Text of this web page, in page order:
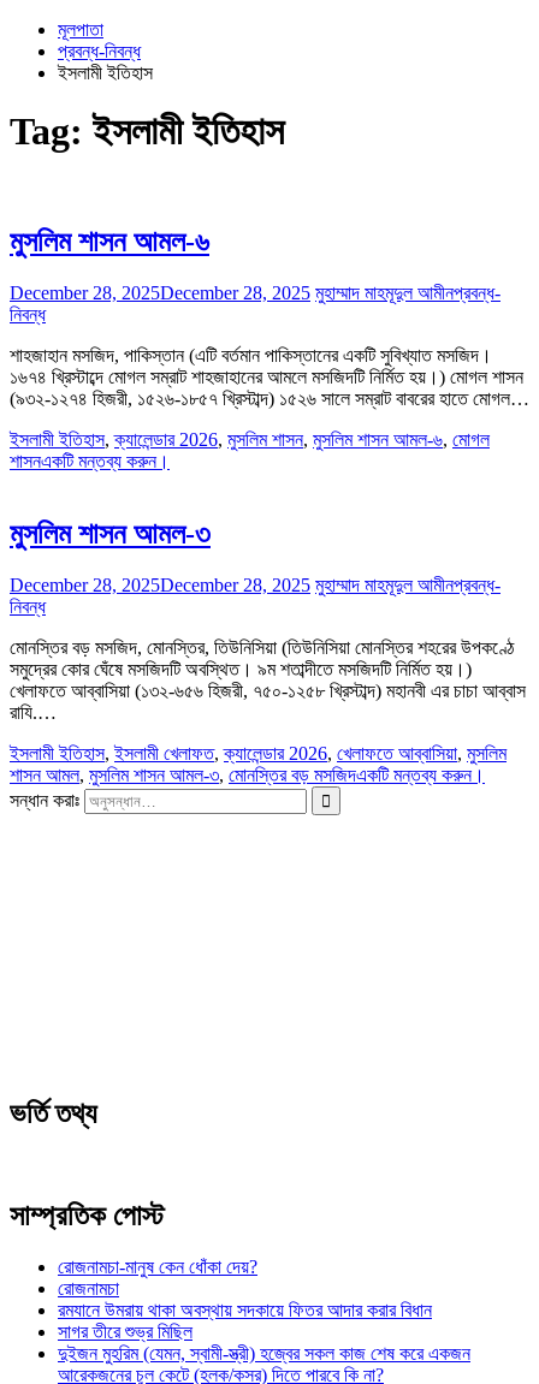
মূলপাতা
প্রবন্ধ-নিবন্ধ
ইসলামী ইতিহাস
Tag:ইসলামী ইতিহাস
মুসলিম শাসন আমল-৬
December 28, 2025December 28, 2025 মুহাম্মাদ মাহমূদুল আমীনপ্রবন্ধ-
নিবন্ধ
শাহজাহান মসজিদ, পাকিস্তান (এটি বর্তমান পাকিস্তানের একটি সুবিখ্যাত মসজিদ।
১৬৭৪ খ্রিস্টাব্দে মোগল সম্রাট শাহজাহানের আমলে মসজিদটি নির্মিত হয়।) মোগল শাসন
(৯৩২-১২৭৪ হিজরী, ১৫২৬-১৮৫৭ খ্রিস্টাব্দ) ১৫২৬ সালে সম্রাট বাবরের হাতে মোগল…
ইসলামী ইতিহাস,ক্যালেন্ডার 2026, মুসলিম শাসন, মুসলিম শাসন আমল-৬, মোগল
শাসনএকটি মন্তব্য করুন।
মুসলিম শাসন আমল-৩
December 28, 2025December 28, 2025 মুহাম্মাদ মাহমূদুল আমীনপ্রবন্ধ-
নিবন্ধ
মোনস্তির বড় মসজিদ, মোনস্তির, তিউনিসিয়া (তিউনিসিয়া মোনস্তির শহরের উপকণ্ঠে
সমুদ্রের কোর ঘেঁষে মসজিদটি অবস্থিত। ৯ম শতাব্দীতে মসজিদটি নির্মিত হয়।)
খেলাফতে আব্বাসিয়া (১৩২-৬৫৬ হিজরী, ৭৫০-১২৫৮ খ্রিস্টাব্দ) মহানবী এর চাচা আব্বাস
রাযি.…
ইসলামী ইতিহাস,ইসলামী খেলাফত,ক্যালেন্ডার 2026, খেলাফতে আব্বাসিয়া, মুসলিম
শাসন আমল, মুসলিম শাসন আমল-৩, মোনস্তির বড় মসজিদএকটি মন্তব্য করুন।
সন্ধান করাঃ
ভর্তি তথ্য
সাম্প্রতিক পোস্ট
রোজনামচা-মানুষ কেন ধোঁকা দেয়?
রোজনামচা
রমযানে উমরায় থাকা অবস্থায় সদকায়ে ফিতর আদার করার বিধান
সাগর তীরে শুভ্র মিছিল
দুইজন মুহরিম (যেমন, স্বামী-স্ত্রী) হজ্বের সকল কাজ শেষ করে একজন
আরেকজনের চুল কেটে (হলক/কসর) দিতে পারবে কি না?